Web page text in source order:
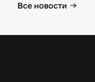
Все новости